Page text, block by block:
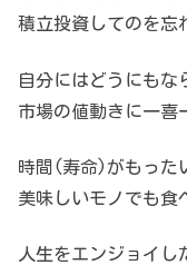
積立投資してのを忘
自分にはどうにもな
市場の値動きに一喜
時間(寿命)がもった
美味しいモノでも食
人生をエンジョイし